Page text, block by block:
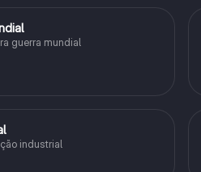
guerra mundial
industrial